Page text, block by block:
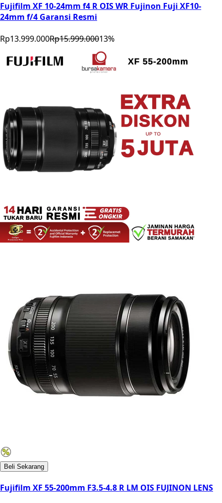
Fujifilm XF 10-24mm f4 R OIS WR Fujinon Fuji XF10-
24mm f/4 Garansi Resmi
Rp13.999.000Rp15.999.00013%
Beli Sekarang
Fujifilm XF 55-200mm F3.5-4.8 R LM OIS FUJINON LENS